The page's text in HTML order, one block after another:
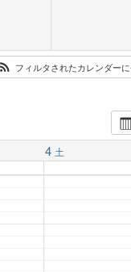
フィルタされたカレンダー
4 土